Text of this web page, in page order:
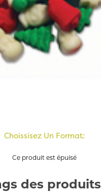
Choissisez Un Format:
Ce produit est épuisé
des produits